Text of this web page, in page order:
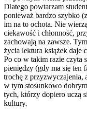
Dlatego powtarzam
ponieważ bardzo szybko
im na to ochota. Nie
ciekawość i chłonność,
zachowają na zawsze.
życia lektura książek daje
Po co w takim razie czyta
pieniędzy (gdy ma się ten
trochę z przyzwyczajenia,
w tym stosunkowo
tych, którzy dopiero uczą
kultury.